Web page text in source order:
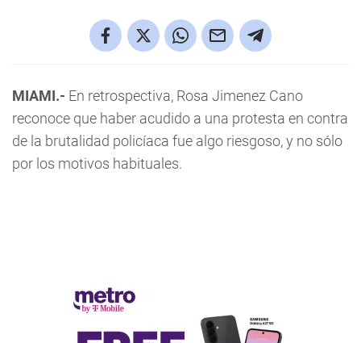
MIAMI.- En retrospectiva, Rosa Jimenez Cano
reconoce que haber acudido a una protesta en contra
de la brutalidad policíaca fue algo riesgoso, y no sólo
por los motivos habituales.